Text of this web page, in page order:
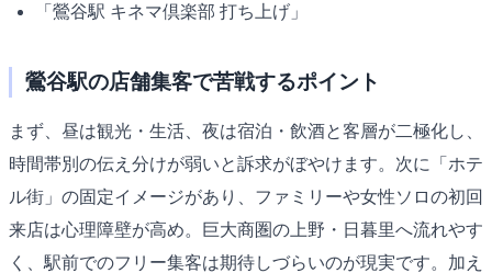
「鶯谷駅 キネマ倶楽部 打ち上げ」
鶯谷駅の店舗集客で苦戦するポイント
まず、昼は観光・生活、夜は宿泊・飲酒と客層が二極化し、
時間帯別の伝え分けが弱いと訴求がぼやけます。次に「ホテ
ル街」の固定イメージがあり、ファミリーや女性ソロの初回
来店は心理障壁が高め。巨大商圏の上野・日暮里へ流れやす
く、駅前でのフリー集客は期待しづらいのが現実です。加え